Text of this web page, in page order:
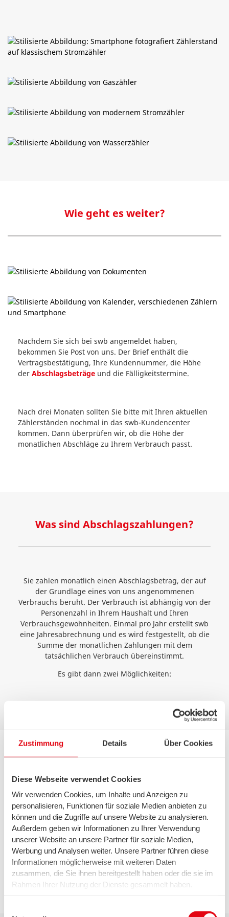
Zustimmung Details Über Cookies
Diese Webseite verwendet Cookies
Wir verwenden Cookies, um Inhalte und Anzeigen zu
personalisieren, Funktionen für soziale Medien anbieten zu
können und die Zugriffe auf unsere Website zu analysieren.
Außerdem geben wir Informationen zu Ihrer Verwendung
unserer Website an unsere Partner für soziale Medien,
Werbung und Analysen weiter. Unsere Partner führen diese
Informationen möglicherweise mit weiteren Daten
zusammen, die Sie ihnen bereitgestellt haben oder die sie im
Rahmen Ihrer Nutzung der Dienste gesammelt haben.
Wie geht es weiter?
Nachdem Sie sich bei swb angemeldet haben,
bekommen Sie Post von uns. Der Brief enthält die
Vertragsbestätigung, Ihre Kundennummer, die Höhe
der Abschlagsbeträge und die Fälligkeitstermine.
Nach drei Monaten sollten Sie bitte mit Ihren aktuellen
Zählerständen nochmal in das swb-Kundencenter
kommen. Dann überprüfen wir, ob die Höhe der
monatlichen Abschläge zu Ihrem Verbrauch passt.
Was sind Abschlagszahlungen?
Sie zahlen monatlich einen Abschlagsbetrag, der auf
der Grundlage eines von uns angenommenen
Verbrauchs beruht. Der Verbrauch ist abhängig von der
Personenzahl in Ihrem Haushalt und Ihren
Verbrauchsgewohnheiten. Einmal pro Jahr erstellt swb
eine Jahresabrechnung und es wird festgestellt, ob die
Summe der monatlichen Zahlungen mit dem
tatsächlichen Verbrauch übereinstimmt.
Es gibt dann zwei Möglichkeiten:
1. Sie haben zu viel gezahlt:
2. Sie haben zu wenig gezahlt: